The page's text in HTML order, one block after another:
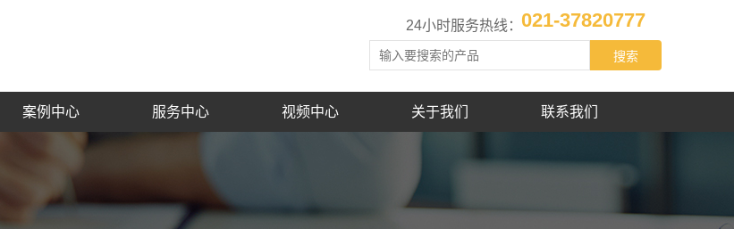
021-37820777
24小时服务热线：
案例中心 服务中心 视频中心 关于我们 联系我们